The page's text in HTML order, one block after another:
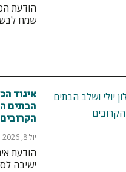
שמח
איגוד
הבתים
הקרובים
יול 8, 2026
הודעת
ישיבה